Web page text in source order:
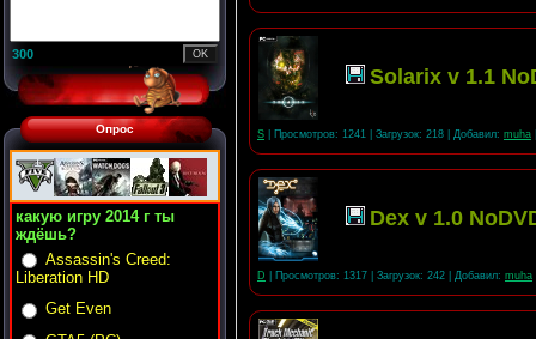
300
Опрос
какую игру 2014 г ты
ждёшь?
Assassin's Creed:
Liberation HD
Get Even
Solarix v 1.1
S | Просмотров: 1241 | Загрузок: 218 | Добавил: muha
Dex v 1.0
D | Просмотров: 1317 | Загрузок: 242 | Добавил: muha